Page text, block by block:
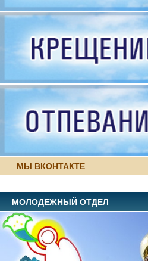
МЫ ВКОНТАКТЕ
МОЛОДЕЖНЫЙ ОТДЕЛ